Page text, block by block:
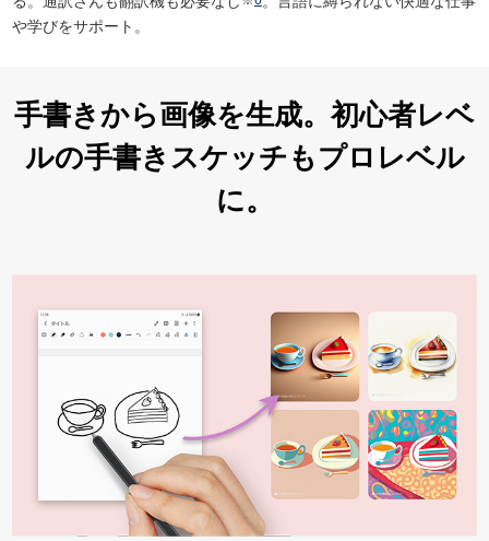
や学びをサポート。
手書きから画像を生成。初心者レベ
ルの手書き スケッチもプロレベル
に。